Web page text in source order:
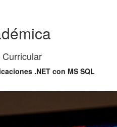
.NET con MS SQL